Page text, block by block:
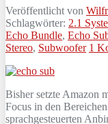
Veröffentlicht von
Schlagwörter: 2.1
Echo Bundle, Echo
Stereo, Subwoofer 1
Bisher setzte Amazon
Focus in den
sprachgesteuerten